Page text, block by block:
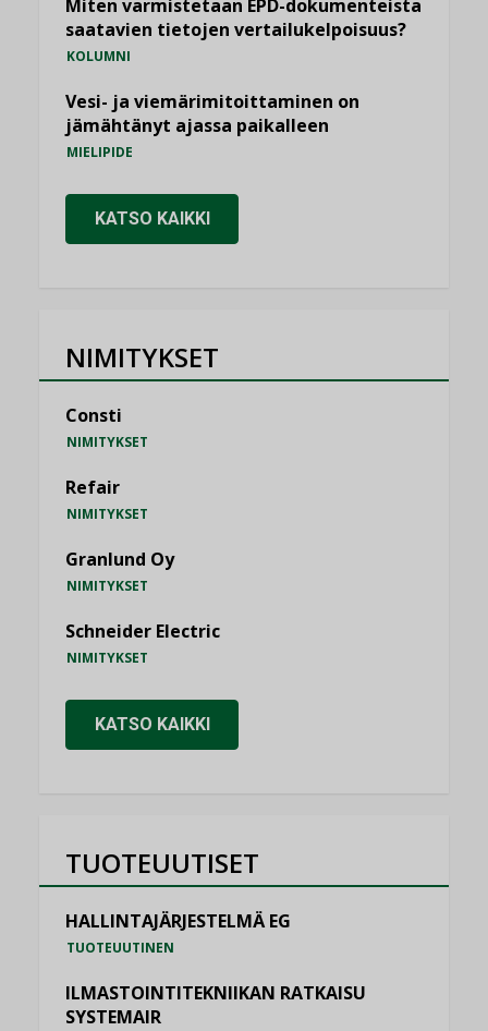
Miten varmistetaan EPD-dokumenteista
saatavien tietojen vertailukelpoisuus?
KOLUMNI
Vesi- ja viemärimitoittaminen on
jämähtänyt ajassa paikalleen
MIELIPIDE
KATSO KAIKKI
NIMITYKSET
Consti
NIMITYKSET
Refair
NIMITYKSET
Granlund Oy
NIMITYKSET
Schneider Electric
NIMITYKSET
KATSO KAIKKI
TUOTEUUTISET
HALLINTAJÄRJESTELMÄ EG
TUOTEUUTINEN
ILMASTOINTITEKNIIKAN RATKAISU
SYSTEMAIR